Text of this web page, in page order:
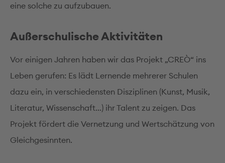
eine solche zu aufzubauen.
Außerschulische Aktivitäten
Vor einigen Jahren haben wir das Projekt „CREÒ“ ins
Leben gerufen: Es lädt Lernende mehrerer Schulen
dazu ein, in verschiedensten Disziplinen (Kunst, Musik,
Literatur, Wissenschaft...) ihr Talent zu zeigen. Das
Projekt fördert die Vernetzung und Wertschätzung von
Gleichgesinnten.